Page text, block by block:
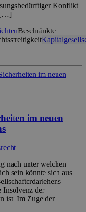
Konflikt
[…]
Beschränkte
im neuen
nach unter welchen
sein könnte sich aus
Insolvenz der
ist. Im Zuge der